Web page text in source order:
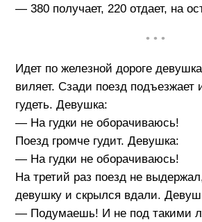
— 380 получает, 220 отдает, на
• • •
Идет по железной дороге
виляет. Сзади поезд подъезжает
гудеть. Девушка:
— На гудки не оборачиваюсь!
Поезд громче гудит. Девушка:
— На гудки не оборачиваюсь!
На третий раз поезд не
девушку и скрылся вдали.
— Подумаешь! И не под такими